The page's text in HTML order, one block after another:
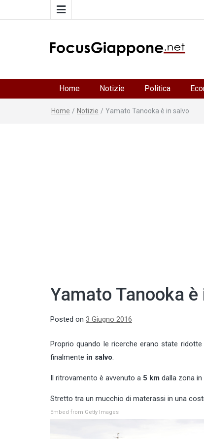
Home Notizie Politica
Home / Notizie / Yamato Tanooka è in salvo
Yamato Tanooka è
Posted on 3 Giugno 2016
Proprio quando le ricerche erano state
finalmente in salvo
Il ritrovamento è avvenuto a 5 km dalla zona
Stretto tra un mucchio di materassi in una
Embed from Getty Images